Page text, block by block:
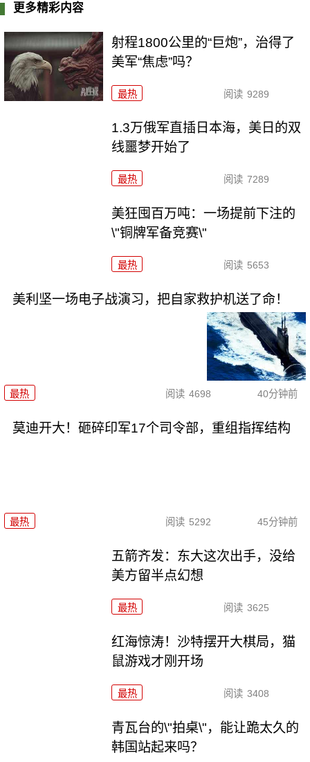
更多精彩内容
射程1800公里的“巨炮”，治得了
美军“焦虑”吗？
最热 阅读 9289
1.3万俄军直插日本海，美日的双
线噩梦开始了
最热 阅读 7289
美狂囤百万吨：一场提前下注的
\"铜牌军备竞赛\"
最热 阅读 5653
美利坚一场电子战演习，把自家救护机送了命！
最热 阅读 4698 40分钟前
莫迪开大！砸碎印军17个司令部，重组指挥结构
最热 阅读 5292 45分钟前
五箭齐发：东大这次出手，没给
美方留半点幻想
最热 阅读 3625
红海惊涛！沙特摆开大棋局，猫
鼠游戏才刚开场
最热 阅读 3408
青瓦台的\"拍桌\"，能让跪太久的
韩国站起来吗？